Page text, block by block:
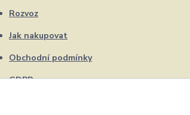
Rozvoz
Jak nakupovat
Obchodní podmínky
GDPR